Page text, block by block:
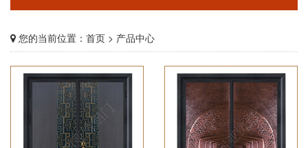
您的当前位置： 首页 > 产品中心